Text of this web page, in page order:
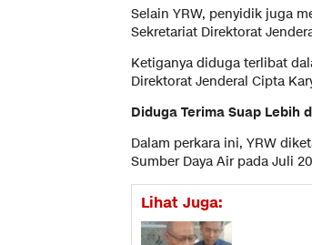
Selain YRW, penyidik juga
Sekretariat Direktorat
Ketiganya diduga terlibat
Direktorat Jenderal Cipta
Diduga Terima Suap Lebih
Dalam perkara ini, YRW
Sumber Daya Air pada Juli
Lihat Juga: